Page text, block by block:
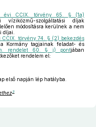
évi CCIX. törvény 65. § (1a)
szolgáltatási díjak
módosításra kerülnek a nem
díjai.
CCIX. törvény 74. § (2) bekezdés
Kormány tagjainak feladat- és
rendelet 60. § j) pontjában
rendelem el:
első napján lép hatályba.
3